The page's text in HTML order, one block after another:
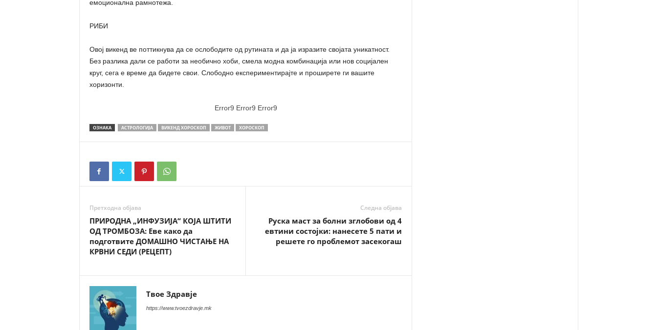
емоционална рамнотежа.
РИБИ
Овој викенд ве поттикнува да се ослободите од рутината и да ја изразите својата уникатност.
Без разлика дали се работи за необично хоби, смела модна комбинација или нов социјален
круг, сега е време да бидете свои. Слободно експериментирајте и проширете ги вашите
хоризонти.
Error9 Error9 Error9
ОЗНАКА АСТРОЛОГИЈА ВИКЕНД ХОРОСКОП ЖИВОТ ХОРОСКОП
Претходна објава
ПРИРОДНА „ИНФУЗИЈА“ КОЈА ШТИТИ
ОД ТРОМБОЗА: Еве како да
подготвите ДОМАШНО ЧИСТАЊЕ НА
КРВНИ СЕДИ (РЕЦЕПТ)
Следна објава
Руска маст за болни зглобови од 4
евтини состојки: нанесете 5 пати и
решете го проблемот засекогаш
Твое Здравје
https://www.tvoezdravje.mk